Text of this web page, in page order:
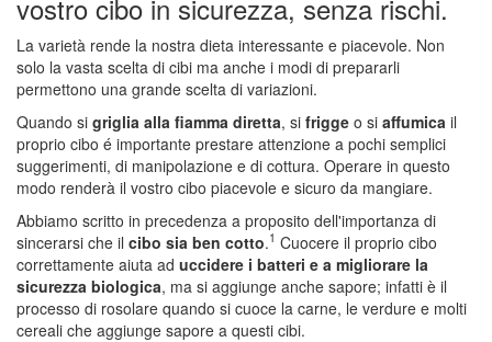
vostro cibo in sicurezza, senza rischi.
La varietà rende la nostra dieta interessante e piacevole. Non
solo la vasta scelta di cibi ma anche i modi di prepararli
permettono una grande scelta di variazioni.
Quando si griglia alla fiamma diretta, si frigge o si affumica il
proprio cibo é importante prestare attenzione a pochi semplici
suggerimenti, di manipolazione e di cottura. Operare in questo
modo renderà il vostro cibo piacevole e sicuro da mangiare.
Abbiamo scritto in precedenza a proposito dell'importanza di
sincerarsi che il cibo sia ben cotto.1 Cuocere il proprio cibo
correttamente aiuta ad uccidere i batteri e a migliorare la
sicurezza biologica, ma si aggiunge anche sapore; infatti è il
processo di rosolare quando si cuoce la carne, le verdure e molti
cereali che aggiunge sapore a questi cibi.